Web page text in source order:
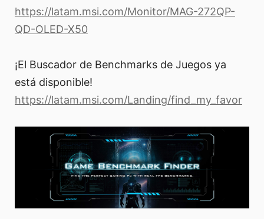
https://latam.msi.com/Monitor/MAG-272QP-
QD-OLED-X50
¡El Buscador de Benchmarks de Juegos ya
está disponible!
https://latam.msi.com/Landing/find_my_favor